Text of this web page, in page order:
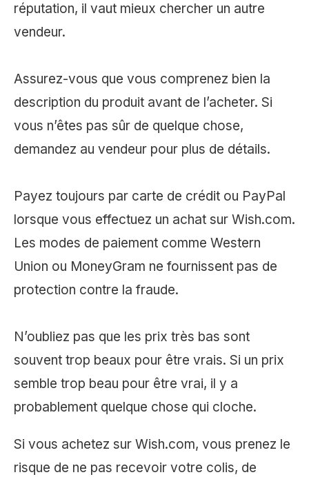
réputation, il vaut mieux chercher un autre
vendeur.
Assurez-vous que vous comprenez bien la
description du produit avant de l’acheter. Si
vous n’êtes pas sûr de quelque chose,
demandez au vendeur pour plus de détails.
Payez toujours par carte de crédit ou PayPal
lorsque vous effectuez un achat sur Wish.com.
Les modes de paiement comme Western
Union ou MoneyGram ne fournissent pas de
protection contre la fraude.
N’oubliez pas que les prix très bas sont
souvent trop beaux pour être vrais. Si un prix
semble trop beau pour être vrai, il y a
probablement quelque chose qui cloche.
Si vous achetez sur Wish.com, vous prenez le
risque de ne pas recevoir votre colis, de